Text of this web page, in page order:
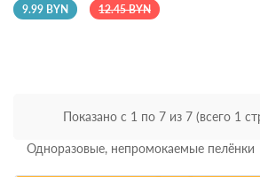
9.99 BYN 12.45 BYN
Показано с 1 по 7 из 7 (всего 1
Одноразовые, непромокаемые пелёнки